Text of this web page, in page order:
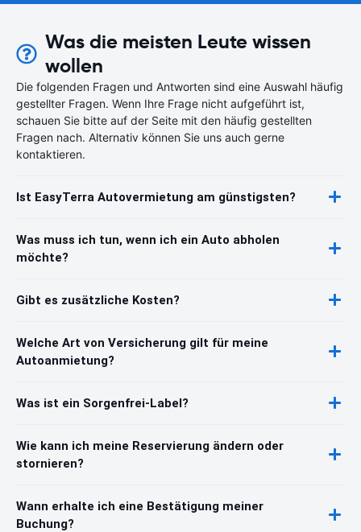
Was die meisten Leute wissen
wollen
Die folgenden Fragen und Antworten sind eine Auswahl häufig
gestellter Fragen. Wenn Ihre Frage nicht aufgeführt ist,
schauen Sie bitte auf der Seite mit den häufig gestellten
Fragen nach. Alternativ können Sie uns auch gerne
kontaktieren.
Ist EasyTerra Autovermietung am günstigsten?
Was muss ich tun, wenn ich ein Auto abholen
möchte?
Gibt es zusätzliche Kosten?
Welche Art von Versicherung gilt für meine
Autoanmietung?
Was ist ein Sorgenfrei-Label?
Wie kann ich meine Reservierung ändern oder
stornieren?
Wann erhalte ich eine Bestätigung meiner
Buchung?